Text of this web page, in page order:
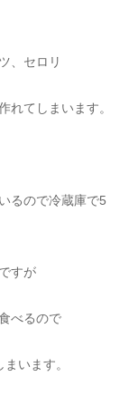
、セロリ
れてしまいます。
るので冷蔵庫で5
すが
べるので
います。